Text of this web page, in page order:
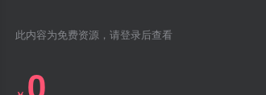
此内容为免费资源，请登录后查看